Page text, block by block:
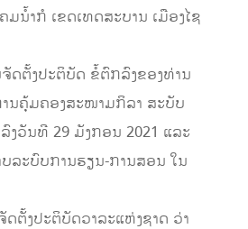
ມນໍ້າກໍ ເຂດເທດສະບານ ເມືອງໄຊ
ຈັດຕັ້ງປະຕິບັດ ຂໍ້ຕົກລົງຂອງທ່ານ
ານຄຸ້ມຄອງສະໜາມກິລາ ສະບັບ
ງວັນທີ 29 ມັງກອນ 2021 ແລະ
ລະບົບການຮຽນ-ການສອນ ໃນ
ດຕັ້ງປະຕິບັດວາລະແຫ່ງຊາດ ວ່າ